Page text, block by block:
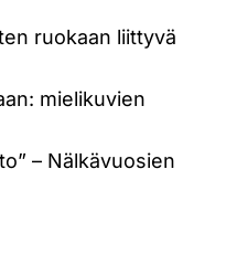
ruokaan liittyvä
mielikuvien
– Nälkävuosien